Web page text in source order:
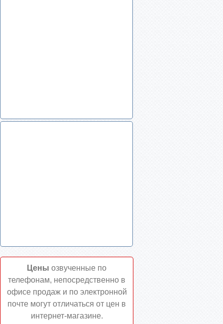
Цены озвученные по
телефонам, непосредственно в
офисе продаж и по электронной
почте могут отличаться от цен в
интернет-магазине.